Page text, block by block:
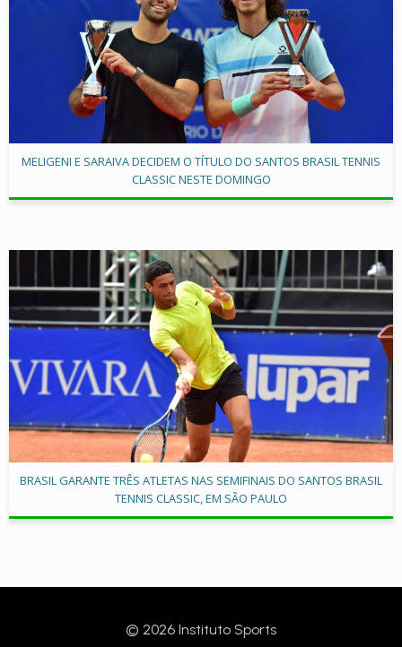
MELIGENI E SARAIVA DECIDEM O TÍTULO DO SANTOS BRASIL TENNIS
CLASSIC NESTE DOMINGO
BRASIL GARANTE TRÊS ATLETAS NAS SEMIFINAIS DO SANTOS BRASIL
TENNIS CLASSIC, EM SÃO PAULO
© 2026 Instituto Sports